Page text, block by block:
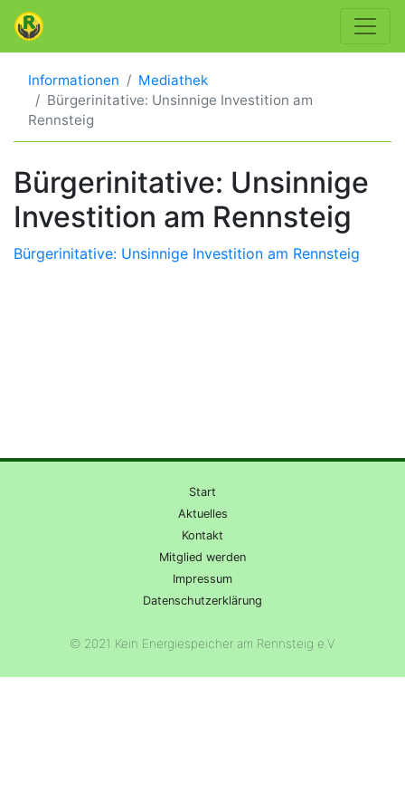
Informationen
Mediathek
Bürgerinitative: Unsinnige Investition am
Rennsteig
Bürgerinitative: Unsinnige
Investition am Rennsteig
Bürgerinitative: Unsinnige Investition am Rennsteig
Start
Aktuelles
Kontakt
Mitglied werden
Impressum
Datenschutzerklärung
© 2021 Kein Energiespeicher am Rennsteig e.V.